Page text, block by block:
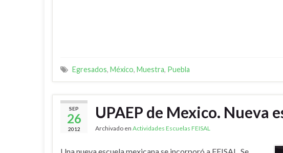
Egresados, México, Muestra, Puebla
SEP
26
2012
UPAEP de Mexico. Nueva
Archivado en Actividades Escuelas FEISAL